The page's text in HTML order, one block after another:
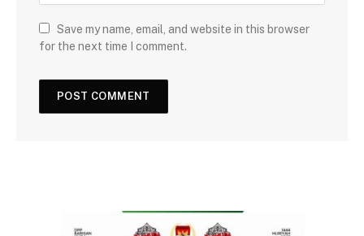
Save my name, email, and website in this browser
for the next time I comment.